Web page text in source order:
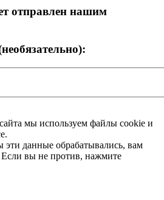
отправлен нашим
мы используем файлы cookie и
эти данные обрабатывались, вам
Если вы не против, нажмите